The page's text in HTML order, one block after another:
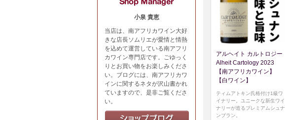
アルヘイト カルトロジー
Alheit Cartology 2023
【南アフリカワイン】
【白ワイン】
ティムアトキン氏格付け1級ワ
イナリー。ユニークな新生ワイ
ナリーが造るプレミアムシュナ
ンブラン。
小泉 貴恵
当店は、南アフリカワイン大好
きな店長ソムリエが愛情と情熱
を込めて運営している南アフリ
カワイン専門店です。ごゆっく
りとお買い物をお楽しみくださ
い。ブログには、南アフリカワ
インに関するネタが沢山書かれ
ていますので、是非ご覧くださ
い。